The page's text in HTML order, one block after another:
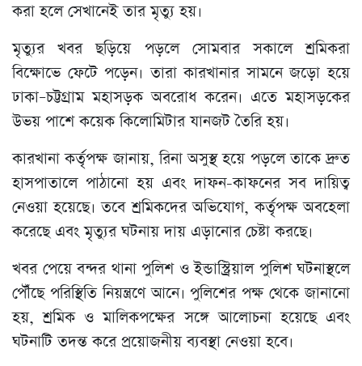
করা হলে সেখানেই তার মৃত্যু হয়।
মৃত্যুর খবর ছড়িয়ে পড়লে সোমবার সকালে শ্রমিকরা
বিক্ষোভে ফেটে পড়েন। তারা কারখানার সামনে জড়ো হয়ে
ঢাকা–চট্টগ্রাম মহাসড়ক অবরোধ করেন। এতে মহাসড়কের
উভয় পাশে কয়েক কিলোমিটার যানজট তৈরি হয়।
কারখানা কর্তৃপক্ষ জানায়, রিনা অসুস্থ হয়ে পড়লে তাকে দ্রুত
হাসপাতালে পাঠানো হয় এবং দাফন-কাফনের সব দায়িত্ব
নেওয়া হয়েছে। তবে শ্রমিকদের অভিযোগ, কর্তৃপক্ষ অবহেলা
করেছে এবং মৃত্যুর ঘটনায় দায় এড়ানোর চেষ্টা করছে।
খবর পেয়ে বন্দর থানা পুলিশ ও ইন্ডাস্ট্রিয়াল পুলিশ ঘটনাস্থলে
পৌঁছে পরিস্থিতি নিয়ন্ত্রণে আনে। পুলিশের পক্ষ থেকে জানানো
হয়, শ্রমিক ও মালিকপক্ষের সঙ্গে আলোচনা হয়েছে এবং
ঘটনাটি তদন্ত করে প্রয়োজনীয় ব্যবস্থা নেওয়া হবে।